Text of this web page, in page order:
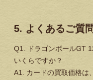
5. よくあるご質
Q1. ドラゴンボールGT
いくらですか？
A1. カードの買取価格は